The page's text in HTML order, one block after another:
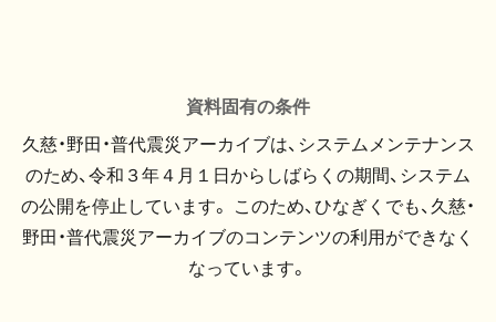
資料固有の条件
久慈・野田・普代震災アーカイブは、システムメンテナンス
のため、令和３年４月１日からしばらくの期間、システム
の公開を停止しています。 このため、ひなぎくでも、久慈・
野田・普代震災アーカイブのコンテンツの利用ができなく
なっています。